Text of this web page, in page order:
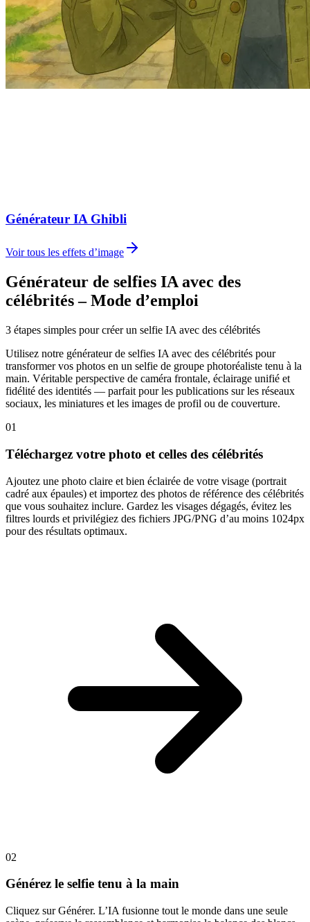
Générateur IA Ghibli
Voir tous les effets d’image
Générateur de selfies IA avec des
célébrités – Mode d’emploi
3 étapes simples pour créer un selfie IA avec des célébrités
Utilisez notre générateur de selfies IA avec des célébrités pour
transformer vos photos en un selfie de groupe photoréaliste tenu à la
main. Véritable perspective de caméra frontale, éclairage unifié et
fidélité des identités — parfait pour les publications sur les réseaux
sociaux, les miniatures et les images de profil ou de couverture.
01
Téléchargez votre photo et celles des célébrités
Ajoutez une photo claire et bien éclairée de votre visage (portrait
cadré aux épaules) et importez des photos de référence des célébrités
que vous souhaitez inclure. Gardez les visages dégagés, évitez les
filtres lourds et privilégiez des fichiers JPG/PNG d’au moins 1024px
pour des résultats optimaux.
02
Générez le selfie tenu à la main
Cliquez sur Générer. L’IA fusionne tout le monde dans une seule